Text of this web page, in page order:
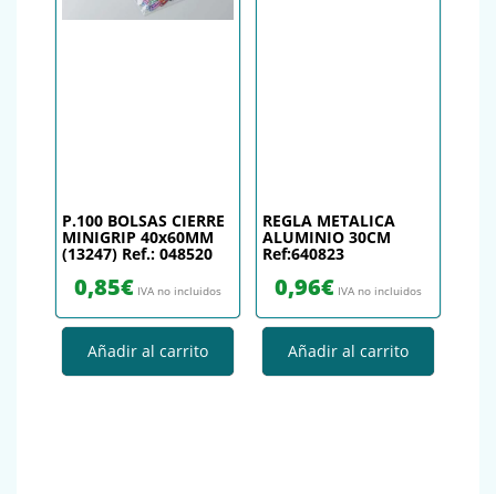
P.100 BOLSAS CIERRE
MINIGRIP 40x60MM
(13247) Ref.: 048520
0,85€ IVA no incluidos
Añadir al carrito
REGLA METALICA
ALUMINIO 30CM
Ref:640823
0,96€ IVA no incluidos
Añadir al carrito